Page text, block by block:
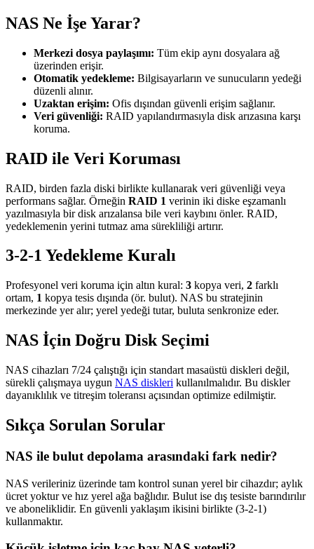
NAS Ne İşe Yarar?
Merkezi dosya paylaşımı: Tüm ekip aynı dosyalara ağ
üzerinden erişir.
Otomatik yedekleme: Bilgisayarların ve sunucuların yedeği
düzenli alınır.
Uzaktan erişim: Ofis dışından güvenli erişim sağlanır.
Veri güvenliği: RAID yapılandırmasıyla disk arızasına karşı
koruma.
RAID ile Veri Koruması
RAID, birden fazla diski birlikte kullanarak veri güvenliği veya
performans sağlar. Örneğin RAID 1 verinin iki diske eşzamanlı
yazılmasıyla bir disk arızalansa bile veri kaybını önler. RAID,
yedeklemenin yerini tutmaz ama sürekliliği artırır.
3-2-1 Yedekleme Kuralı
Profesyonel veri koruma için altın kural: 3 kopya veri, 2 farklı
ortam, 1 kopya tesis dışında (ör. bulut). NAS bu stratejinin
merkezinde yer alır; yerel yedeği tutar, buluta senkronize eder.
NAS İçin Doğru Disk Seçimi
NAS cihazları 7/24 çalıştığı için standart masaüstü diskleri değil,
sürekli çalışmaya uygun NAS diskleri kullanılmalıdır. Bu diskler
dayanıklılık ve titreşim toleransı açısından optimize edilmiştir.
Sıkça Sorulan Sorular
NAS ile bulut depolama arasındaki fark nedir?
NAS verileriniz üzerinde tam kontrol sunan yerel bir cihazdır; aylık
ücret yoktur ve hız yerel ağa bağlıdır. Bulut ise dış tesiste barındırılır
ve aboneliklidir. En güvenli yaklaşım ikisini birlikte (3-2-1)
kullanmaktır.